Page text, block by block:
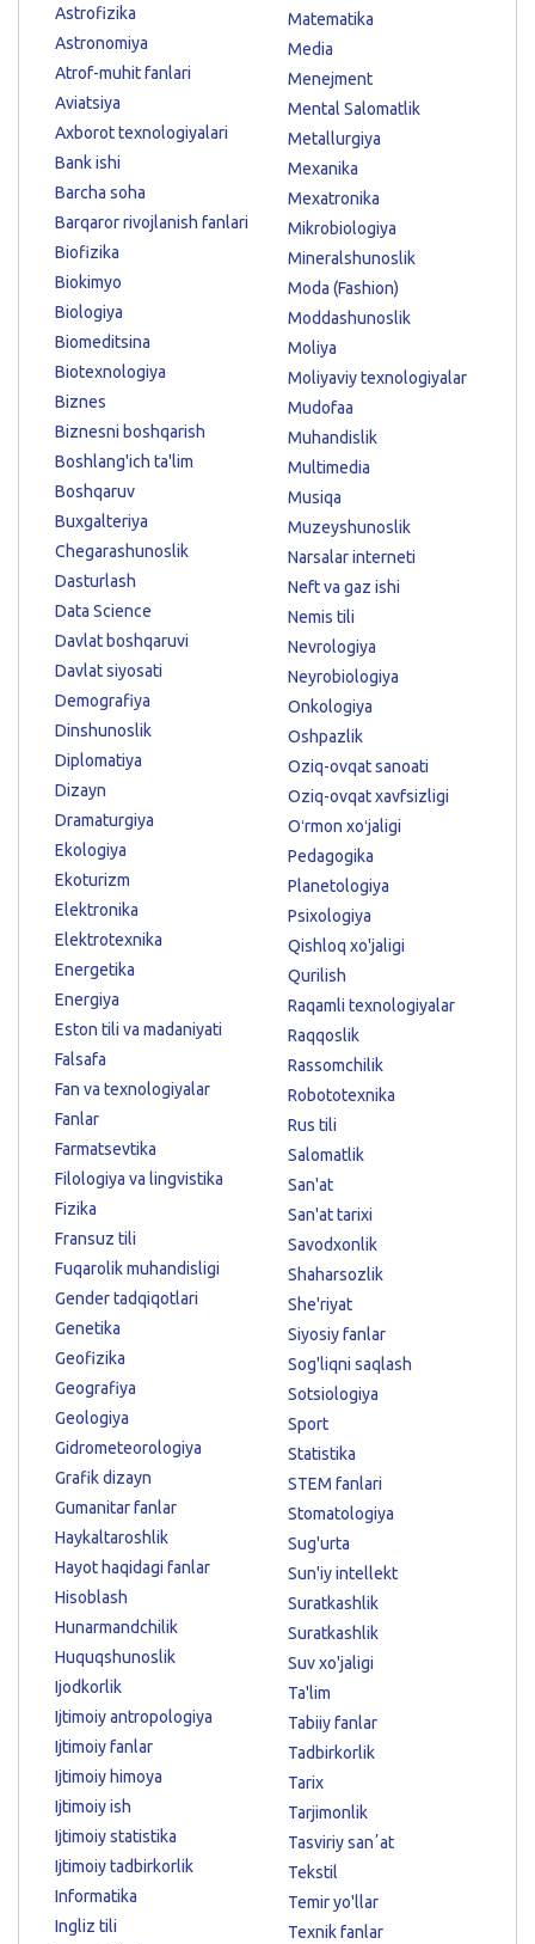
Astrofizika
Astronomiya
Atrof-muhit fanlari
Aviatsiya
Axborot texnologiyalari
Bank ishi
Barcha soha
Barqaror rivojlanish fanlari
Biofizika
Biokimyo
Biologiya
Biomeditsina
Biotexnologiya
Biznes
Biznesni boshqarish
Boshlang'ich ta'lim
Boshqaruv
Buxgalteriya
Chegarashunoslik
Dasturlash
Data Science
Davlat boshqaruvi
Davlat siyosati
Demografiya
Dinshunoslik
Diplomatiya
Dizayn
Dramaturgiya
Ekologiya
Ekoturizm
Elektronika
Elektrotexnika
Energetika
Energiya
Eston tili va madaniyati
Falsafa
Fan va texnologiyalar
Fanlar
Farmatsevtika
Filologiya va lingvistika
Fizika
Fransuz tili
Fuqarolik muhandisligi
Gender tadqiqotlari
Genetika
Geofizika
Geografiya
Geologiya
Gidrometeorologiya
Grafik dizayn
Gumanitar fanlar
Haykaltaroshlik
Hayot haqidagi fanlar
Hisoblash
Hunarmandchilik
Huquqshunoslik
Ijodkorlik
Ijtimoiy antropologiya
Ijtimoiy fanlar
Ijtimoiy himoya
Ijtimoiy ish
Ijtimoiy statistika
Ijtimoiy tadbirkorlik
Informatika
Ingliz tili
Matematika
Media
Menejment
Mental Salomatlik
Metallurgiya
Mexanika
Mexatronika
Mikrobiologiya
Mineralshunoslik
Moda (Fashion)
Moddashunoslik
Moliya
Moliyaviy texnologiyalar
Mudofaa
Muhandislik
Multimedia
Musiqa
Muzeyshunoslik
Narsalar interneti
Neft va gaz ishi
Nemis tili
Nevrologiya
Neyrobiologiya
Onkologiya
Oshpazlik
Oziq-ovqat sanoati
Oziq-ovqat xavfsizligi
Oʻrmon xoʻjaligi
Pedagogika
Planetologiya
Psixologiya
Qishloq xo'jaligi
Qurilish
Raqamli texnologiyalar
Raqqoslik
Rassomchilik
Robototexnika
Rus tili
Salomatlik
San'at
San'at tarixi
Savodxonlik
Shaharsozlik
She'riyat
Siyosiy fanlar
Sog'liqni saqlash
Sotsiologiya
Sport
Statistika
STEM fanlari
Stomatologiya
Sug'urta
Sun'iy intellekt
Suratkashlik
Suratkashlik
Suv xo'jaligi
Ta'lim
Tabiiy fanlar
Tadbirkorlik
Tarix
Tarjimonlik
Tasviriy sanʼat
Tekstil
Temir yo'llar
Texnik fanlar